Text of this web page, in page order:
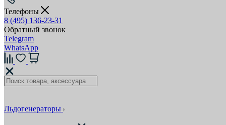
Телефоны
8 (495) 136-23-31
Обратный звонок
Telegram
WhatsApp
Льдогенераторы